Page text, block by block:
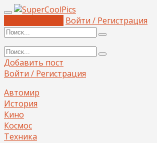
Войти / Регистрация
Добавить пост
Войти / Регистрация
Автомир
История
Кино
Космос
Техника